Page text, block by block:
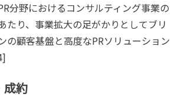
分野におけるコンサルティング事業の
たり、事業拡大の足がかりとしてブリ
の顧客基盤と高度なPRソリューション
成約